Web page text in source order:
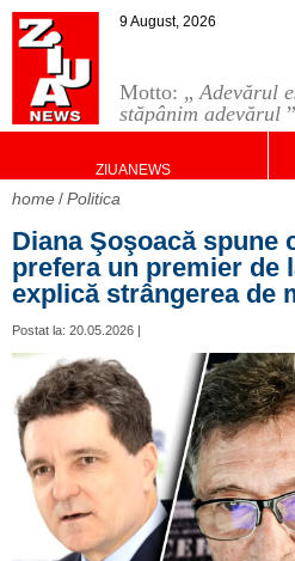
Motto: „Adevărul
stăpânim adevărul ”
9 August, 2026
ZIUANEWS
home Politica
Diana Şoşoacă spune
prefera un premier de
explică strângerea de
Postat la: 20.05.2026 |